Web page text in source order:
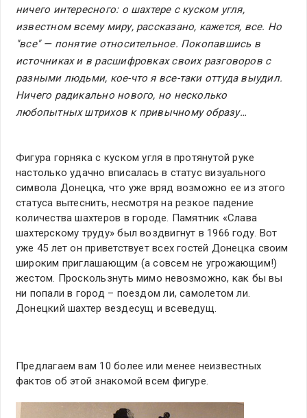
ничего интересного: о шахтере с куском угля,
известном всему миру, рассказано, кажется, все. Но
"все" — понятие относительное. Покопавшись в
источниках и в расшифровках своих разговоров с
разными людьми, кое-что я все-таки оттуда выудил.
Ничего радикально нового, но несколько
любопытных штрихов к привычному образу…
Фигура горняка с куском угля в протянутой руке
настолько удачно вписалась в статус визуального
символа Донецка, что уже вряд возможно ее из этого
статуса вытеснить, несмотря на резкое падение
количества шахтеров в городе. Памятник «Слава
шахтерскому труду» был воздвигнут в 1966 году. Вот
уже 45 лет он приветствует всех гостей Донецка своим
широким приглашающим (а совсем не угрожающим!)
жестом. Проскользнуть мимо невозможно, как бы вы
ни попали в город – поездом ли, самолетом ли.
Донецкий шахтер вездесущ и всеведущ.
Предлагаем вам 10 более или менее неизвестных
фактов об этой знакомой всем фигуре.